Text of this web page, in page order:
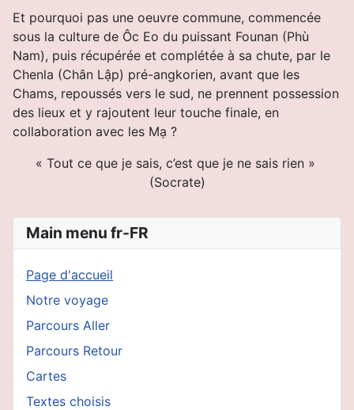
Et pourquoi pas une oeuvre commune, commencée
sous la culture de Ôc Eo du puissant Founan (Phù
Nam), puis récupérée et complétée à sa chute, par le
Chenla (Chân Lập) pré-angkorien, avant que les
Chams, repoussés vers le sud, ne prennent possession
des lieux et y rajoutent leur touche finale, en
collaboration avec les Mạ ?
« Tout ce que je sais, c’est que je ne sais rien »
(Socrate)
Main menu fr-FR
Page d'accueil
Notre voyage
Parcours Aller
Parcours Retour
Cartes
Textes choisis